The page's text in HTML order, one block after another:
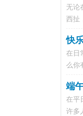
无论
西扯
快
在日
么你
端
在平
许多